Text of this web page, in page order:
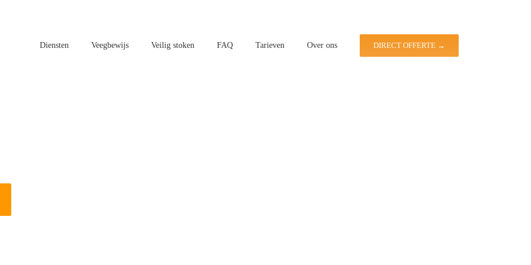
Diensten Veegbewijs Veilig stoken FAQ Tarieven Over ons DIRECT OFFERTE →